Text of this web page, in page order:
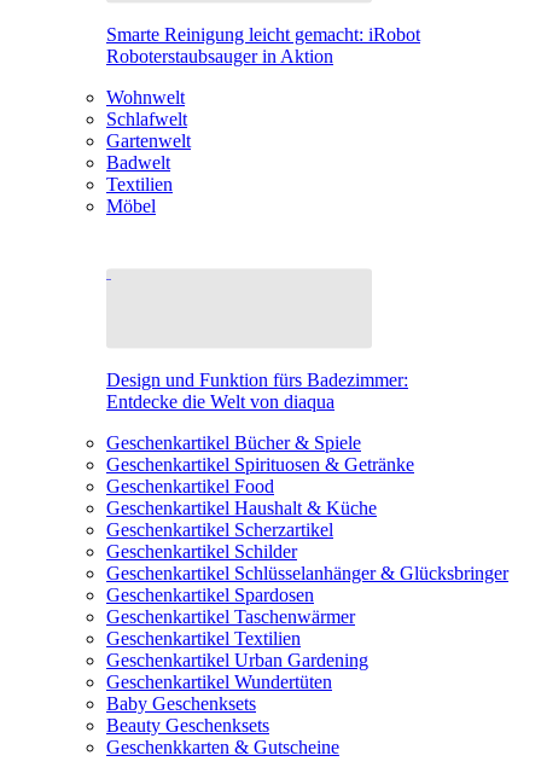
Smarte Reinigung leicht gemacht: iRobot
Roboterstaubsauger in Aktion
Wohnwelt
Schlafwelt
Gartenwelt
Badwelt
Textilien
Möbel
Design und Funktion fürs Badezimmer:
Entdecke die Welt von diaqua
Geschenkartikel Bücher & Spiele
Geschenkartikel Spirituosen & Getränke
Geschenkartikel Food
Geschenkartikel Haushalt & Küche
Geschenkartikel Scherzartikel
Geschenkartikel Schilder
Geschenkartikel Schlüsselanhänger & Glücksbringer
Geschenkartikel Spardosen
Geschenkartikel Taschenwärmer
Geschenkartikel Textilien
Geschenkartikel Urban Gardening
Geschenkartikel Wundertüten
Baby Geschenksets
Beauty Geschenksets
Geschenkkarten & Gutscheine